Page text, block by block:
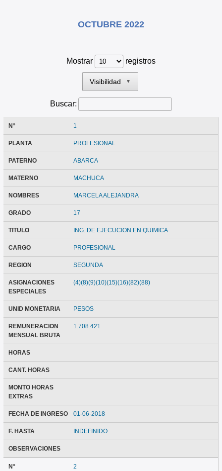
OCTUBRE 2022
Mostrar registros
Visibilidad ▼
Buscar:
N° 1
PLANTA PROFESIONAL
PATERNO ABARCA
MATERNO MACHUCA
NOMBRES MARCELA ALEJANDRA
GRADO 17
TITULO ING. DE EJECUCION EN QUIMICA
CARGO PROFESIONAL
REGION SEGUNDA
ASIGNACIONES
ESPECIALES
(4)(8)(9)(10)(15)(16)(82)(88)
UNID MONETARIA PESOS
REMUNERACION
MENSUAL BRUTA
1.708.421
HORAS
CANT. HORAS
MONTO HORAS
EXTRAS
FECHA DE INGRESO 01-06-2018
F. HASTA INDEFINIDO
OBSERVACIONES
N° 2